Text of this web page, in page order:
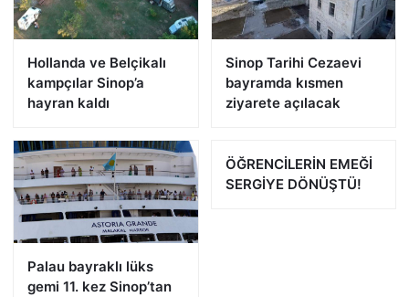
Hollanda ve Belçikalı
kampçılar Sinop’a
hayran kaldı
Sinop Tarihi Cezaevi
bayramda kısmen
ziyarete açılacak
Palau bayraklı lüks
gemi 11. kez Sinop’tan
ÖĞRENCİLERİN EMEĞİ
SERGİYE DÖNÜŞTÜ!